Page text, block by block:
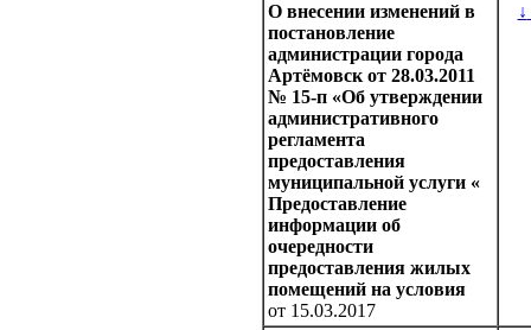
О внесении изменений в
постановление
администрации города
Артёмовск от 28.03.2011
№ 15-п «Об утверждении
административного
регламента
предоставления
муниципальной услуги «
Предоставление
информации об
очередности
предоставления жилых
помещений на условия
от 15.03.2017
↓